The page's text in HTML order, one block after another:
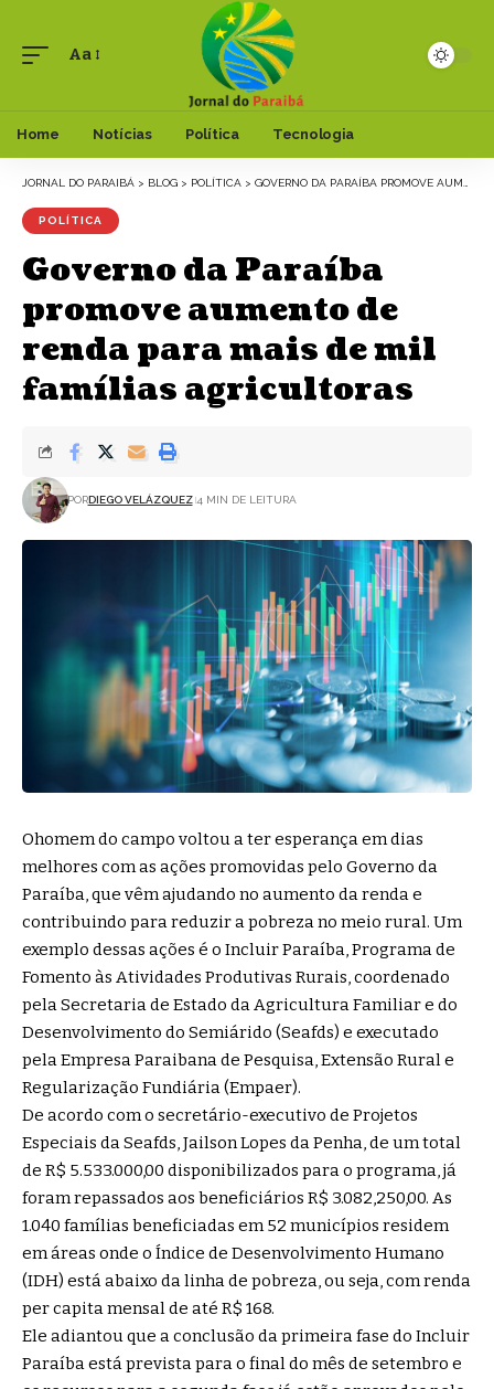
Aa
Home Notícias Política Tecnologia
JORNAL DO PARAIBÁ > BLOG > POLÍTICA > GOVERNO DA PARAÍBA PROMOVE AUMENTO DE RENDA PARA MAIS DE MIL FAMÍLIAS AGRICULTORAS
POLÍTICA
Governo da Paraíba
promove aumento de
renda para mais de mil
famílias agricultoras
PORDIEGO VELÁZQUEZ 4 MIN DE LEITURA
Ohomem do campo voltou a ter esperança em dias
melhores com as ações promovidas pelo Governo da
Paraíba, que vêm ajudando no aumento da renda e
contribuindo para reduzir a pobreza no meio rural. Um
exemplo dessas ações é o Incluir Paraíba, Programa de
Fomento às Atividades Produtivas Rurais, coordenado
pela Secretaria de Estado da Agricultura Familiar e do
Desenvolvimento do Semiárido (Seafds) e executado
pela Empresa Paraibana de Pesquisa, Extensão Rural e
Regularização Fundiária (Empaer).
De acordo com o secretário-executivo de Projetos
Especiais da Seafds, Jailson Lopes da Penha, de um total
de R$ 5.533.000,00 disponibilizados para o programa, já
foram repassados aos beneficiários R$ 3.082,250,00. As
1.040 famílias beneficiadas em 52 municípios residem
em áreas onde o Índice de Desenvolvimento Humano
(IDH) está abaixo da linha de pobreza, ou seja, com renda
per capita mensal de até R$ 168.
Ele adiantou que a conclusão da primeira fase do Incluir
Paraíba está prevista para o final do mês de setembro e